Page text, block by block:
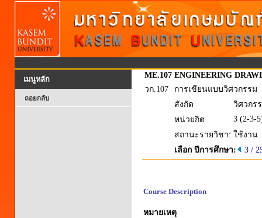
เมนูหลัก
ถอยกลับ
ME.107 ENGINEERING
วก.107
การเขียนแบบวิศวกรรม
สังกัด
วิศวกร
หน่วยกิต
3 (2-3-
สถานะรายวิชา: ใช้งาน
เลือก ปีการศึกษา:
3 /
Course Description
หมายเหตุ